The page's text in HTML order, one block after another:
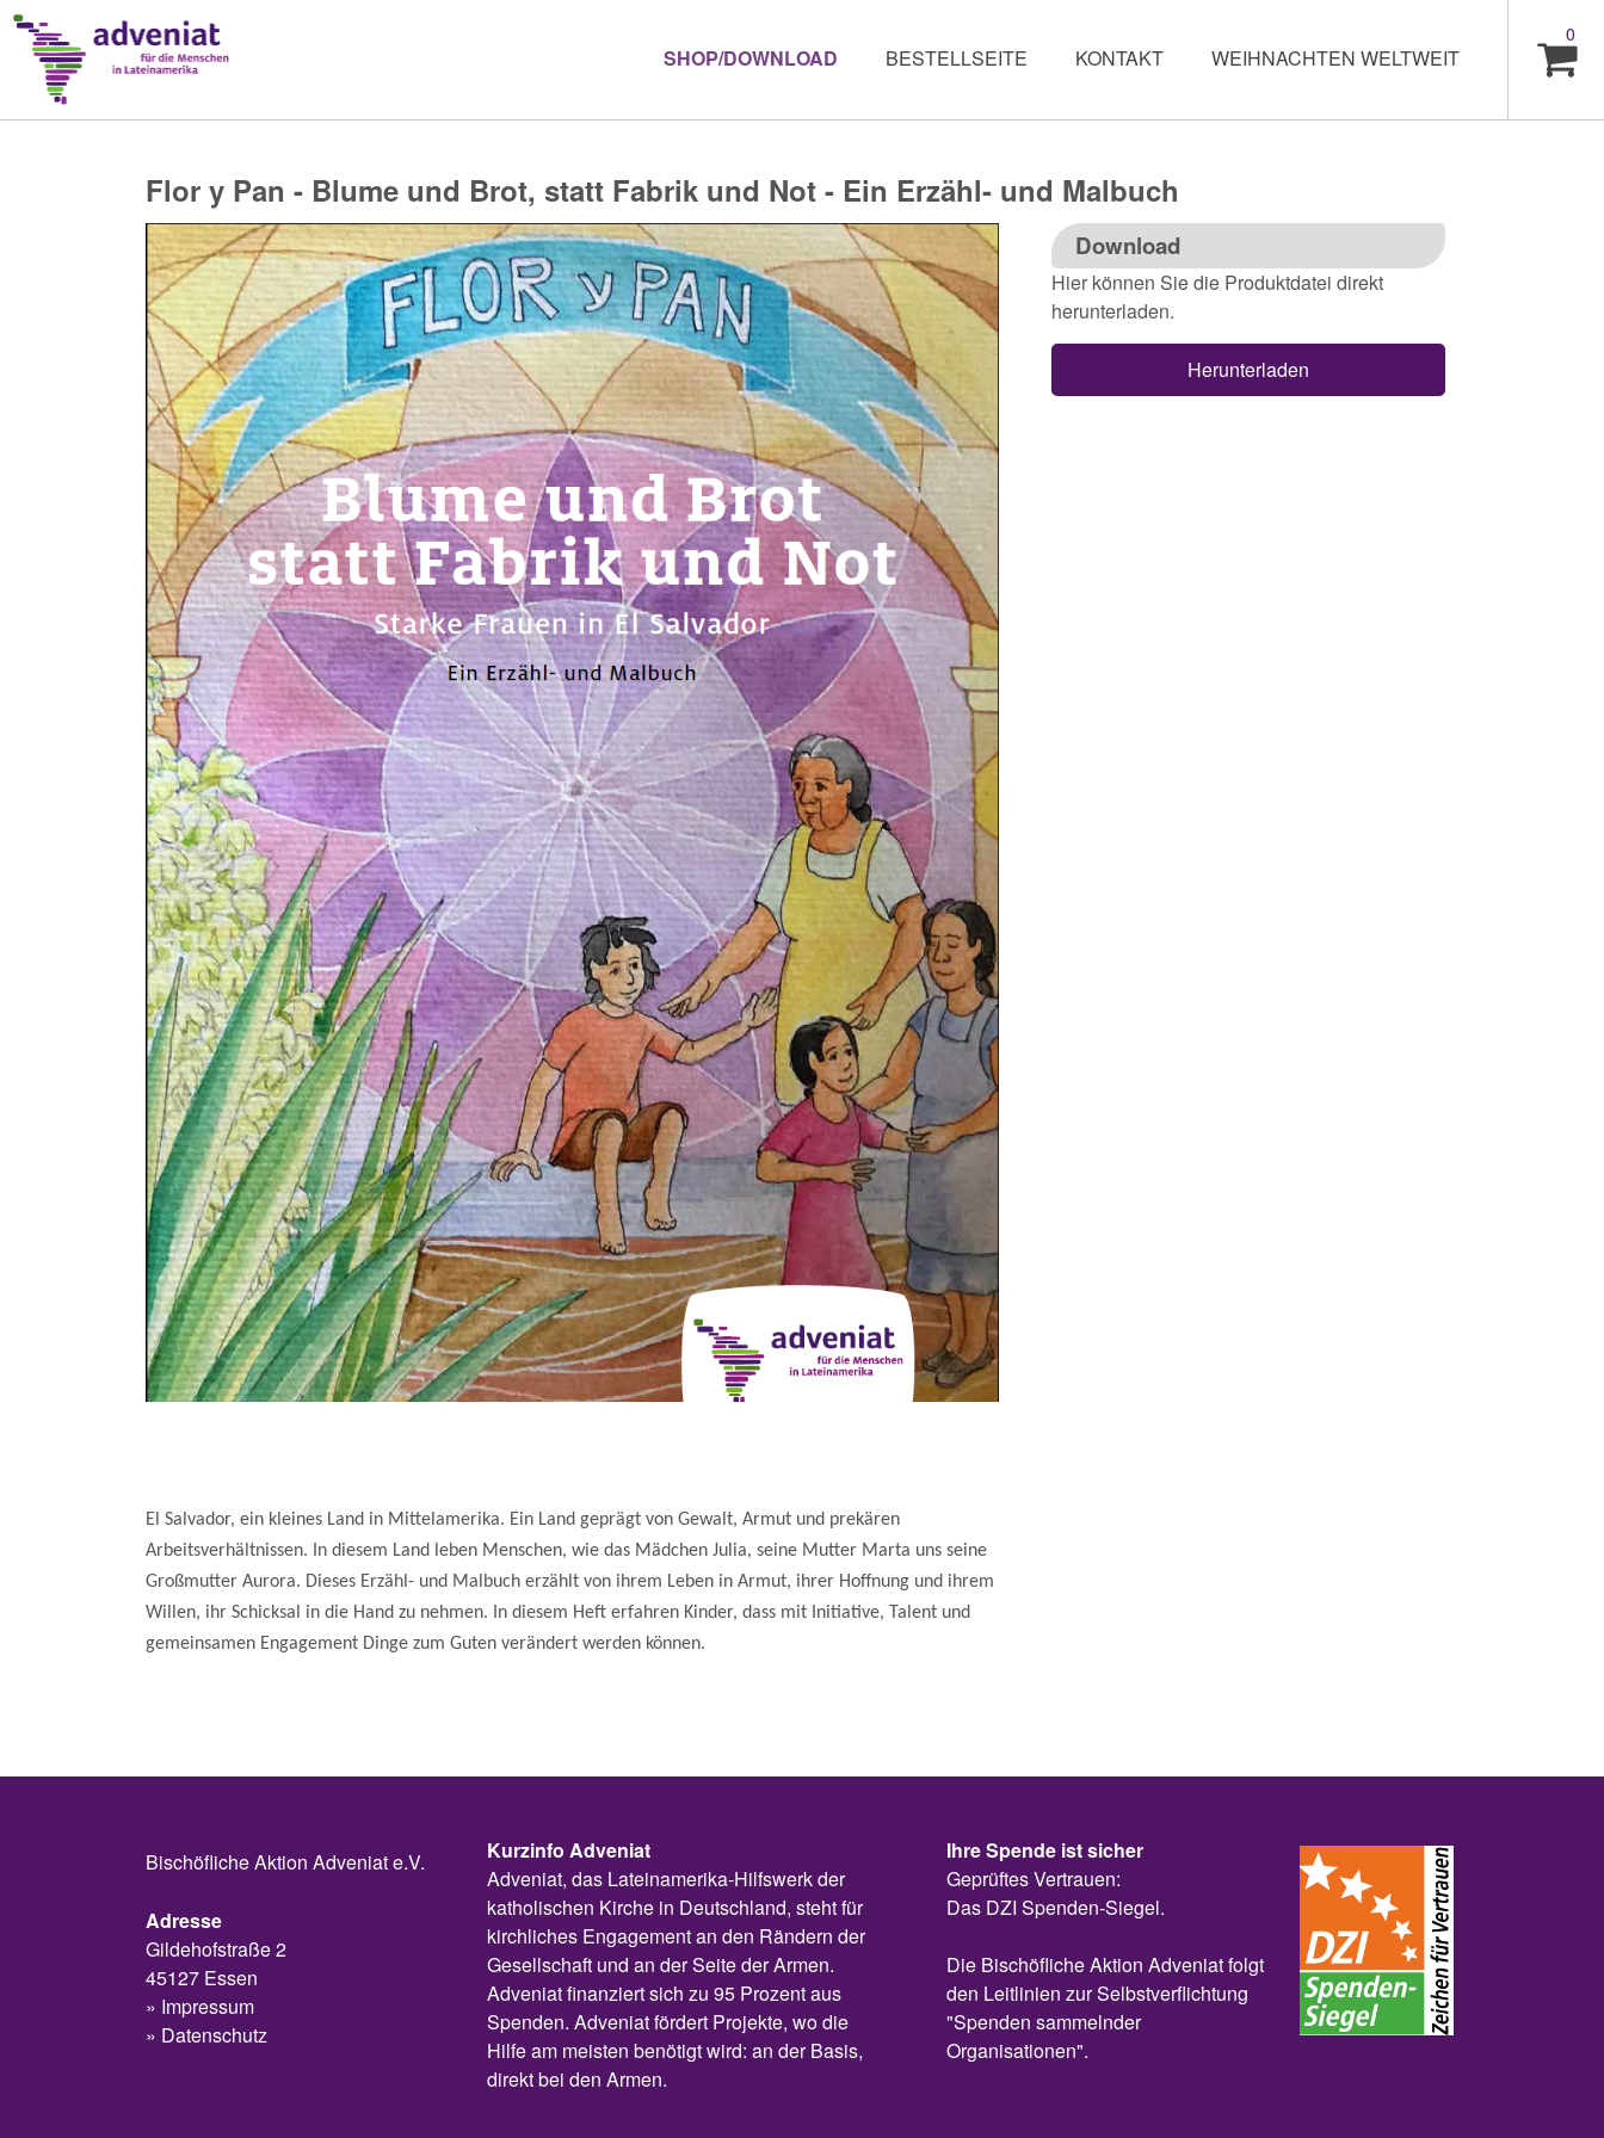
0
SHOP/DOWNLOAD BESTELLSEITE KONTAKT WEIHNACHTEN WELTWEIT
Flor y Pan - Blume und Brot, statt Fabrik und Not - Ein Erzähl- und Malbuch
El Salvador, ein kleines Land in Mittelamerika. Ein Land geprägt von Gewalt, Armut und prekären
Arbeitsverhältnissen. In diesem Land leben Menschen, wie das Mädchen Julia, seine Mutter Marta uns seine
Großmutter Aurora. Dieses Erzähl- und Malbuch erzählt von ihrem Leben in Armut, ihrer Hoffnung und ihrem
Willen, ihr Schicksal in die Hand zu nehmen. In diesem Heft erfahren Kinder, dass mit Initiative, Talent und
gemeinsamen Engagement Dinge zum Guten verändert werden können.
Download
Hier können Sie die Produktdatei direkt
herunterladen.
Herunterladen
Bischöfliche Aktion Adveniat e.V.
Adresse
Gildehofstraße 2
45127 Essen
Impressum
Datenschutz
Kurzinfo Adveniat
Adveniat, das Lateinamerika-Hilfswerk der
katholischen Kirche in Deutschland, steht für
kirchliches Engagement an den Rändern der
Gesellschaft und an der Seite der Armen.
Adveniat finanziert sich zu 95 Prozent aus
Spenden. Adveniat fördert Projekte, wo die
Hilfe am meisten benötigt wird: an der Basis,
direkt bei den Armen.
Ihre Spende ist sicher
Geprüftes Vertrauen:
Das DZI Spenden-Siegel.
Die Bischöfliche Aktion Adveniat folgt
den Leitlinien zur Selbstverflichtung
"Spenden sammelnder
Organisationen".